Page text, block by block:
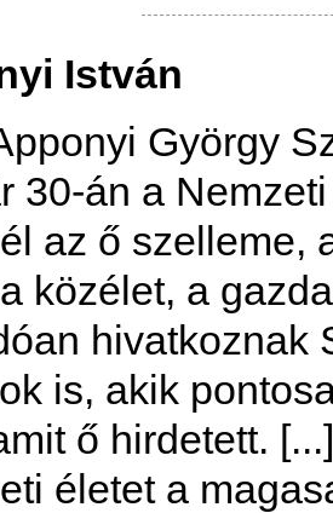
István
György
30-án a
az ő szelleme,
közélet, a
hivatkoznak
is, akik
ő hirdetett.
életet a